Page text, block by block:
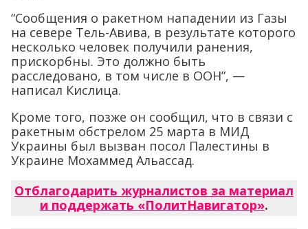
“Сообщения о ракетном нападении из Газы
на севере Тель-Авива, в результате которого
несколько человек получили ранения,
прискорбны. Это должно быть
расследовано, в том числе в ООН”, —
написал Кислица.
Кроме того, позже он сообщил, что в связи с
ракетным обстрелом 25 марта в МИД
Украины был вызван посол Палестины в
Украине Мохаммед Альассад.
Отблагодарить журналистов за материал
и поддержать «ПолитНавигатор».